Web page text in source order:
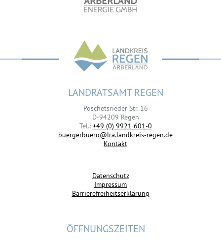
LANDRATSAMT REGEN
Poschetsrieder Str. 16
D-94209 Regen
Tel.: +49 (0) 9921 601-0
buergerbuero@lra.landkreis-regen.de
Kontakt
Datenschutz
Impressum
Barrierefreiheitserklärung
ÖFFNUNGSZEITEN